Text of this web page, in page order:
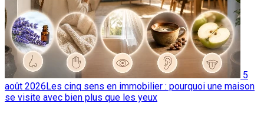
5
août 2026Les cinq sens en immobilier : pourquoi une maison
se visite avec bien plus que les yeux